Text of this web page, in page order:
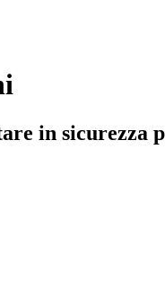
in sicurezza